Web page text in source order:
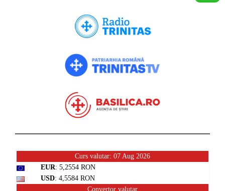
Curs valutar: 07 Aug 2026
EUR: 5,2554 RON
USD: 4,5584 RON
Convertor valutar